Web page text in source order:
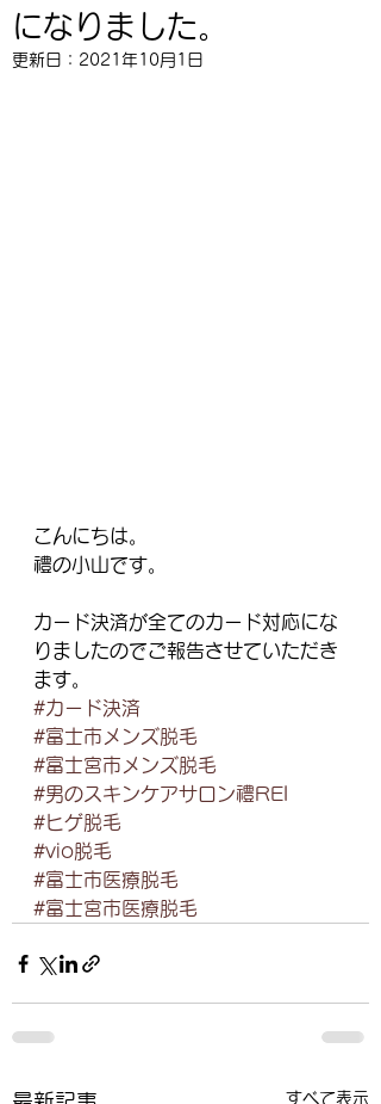
になりました。
更新日： 2021年10月1日
こんにちは。
禮の小山です。
カード決済が全てのカード対応にな
りましたのでご報告させていただき
ます。
#カード決済
#富士市メンズ脱毛
#富士宮市メンズ脱毛
#男のスキンケアサロン禮REI
#ヒゲ脱毛
#vio脱毛
#富士市医療脱毛
#富士宮市医療脱毛
すべて表示